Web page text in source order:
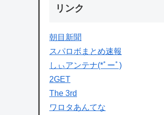
リンク
朝目新聞
スパロボまとめ速報
しぃアンテナ(*ﾟーﾟ)
2GET
The 3rd
ワロタあんてな